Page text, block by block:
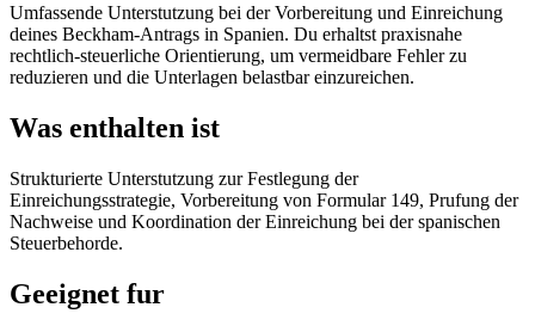
Umfassende Unterstutzung bei der Vorbereitung und Einreichung
deines Beckham-Antrags in Spanien. Du erhaltst praxisnahe
rechtlich-steuerliche Orientierung, um vermeidbare Fehler zu
reduzieren und die Unterlagen belastbar einzureichen.
Was enthalten ist
Strukturierte Unterstutzung zur Festlegung der
Einreichungsstrategie, Vorbereitung von Formular 149, Prufung der
Nachweise und Koordination der Einreichung bei der spanischen
Steuerbehorde.
Geeignet fur